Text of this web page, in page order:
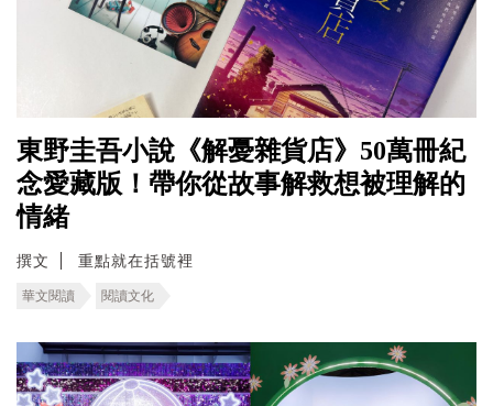
東野圭吾小說《解憂雜貨店》50萬冊紀
念愛藏版！帶你從故事解救想被理解的
情緒
撰文 重點就在括號裡
華文閱讀 閱讀文化